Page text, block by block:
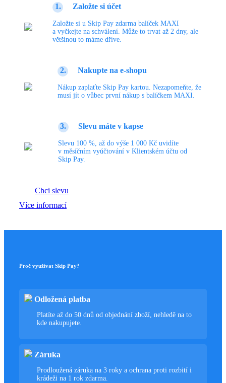
1. Založte si účet
Založte si u Skip Pay zdarma balíček MAXI
a vyčkejte na schválení. Může to trvat až 2 dny, ale
většinou to máme dříve.
2. Nakupte na e-shopu
Nákup zaplaťte Skip Pay kartou. Nezapomeňte, že
musí jít o vůbec první nákup s balíčkem MAXI.
3. Slevu máte v kapse
Slevu 100 %, až do výše 1 000 Kč uvidíte
v měsíčním vyúčtování v Klientském účtu od
Skip Pay.
Chci slevu
Více informací
Proč využívat Skip Pay?
Odložená platba
Platíte až do 50 dnů od objednání zboží, nehledě na to
kde nakupujete.
Záruka
Prodloužená záruka na 3 roky a ochrana proti rozbití i
krádeži na 1 rok zdarma.